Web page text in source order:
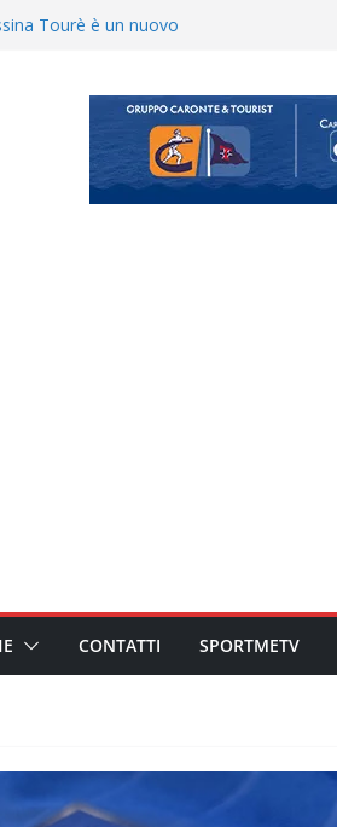
chiama questa piazza non
colpo per il reparto arretrato:
– Il calendario ’26/’27
il ritiro di Cascia: intensità e
CONTATTI SPORTMETV